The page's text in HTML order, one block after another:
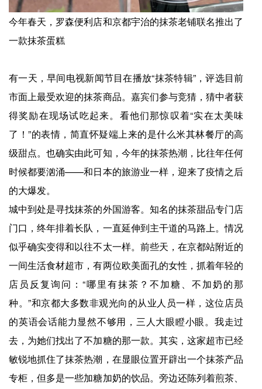
今年春天，罗森便利店和京都宇治的抹茶老铺联名推出了
一款抹茶蛋糕
有一天，早间电视新闻节目在播放“抹茶特辑”，评选目前
市面上最受欢迎的抹茶商品。嘉宾们参与竞猜，猜中者获
得奖励在现场试吃起来。看他们那惊叹着“实在太美味
了！”的表情，简直怀疑端上来的是什么米其林餐厅的高
级甜点。也确实由此可知，今年的抹茶热潮，比往年任何
时候都要汹涌——和日本的旅游业一样，迎来了疫情之后
的大爆发。
城中到处是寻找抹茶的外国游客。知名的抹茶甜品专门店
门口，终年排着长队，一直延伸到主干道的马路上。情况
似乎确实变得和以往不太一样。前些天，在京都站附近的
一间生活食材超市，有两位欧美面孔的女性，抓着年轻的
店员反复询问：“哪里有抹茶？不加糖、不加奶的那
种。”和京都大多数非观光向的从业人员一样，这位店员
的英语会话能力显然不够用，三人大眼瞪小眼。我走过
去，为她们找出了不加糖的那一款。其实，这家超市已经
敏锐地抓住了抹茶热潮，在显眼位置开辟出一个抹茶产品
专柜，但多是一些加糖加奶的饮品。旁边还陈列着煎茶、